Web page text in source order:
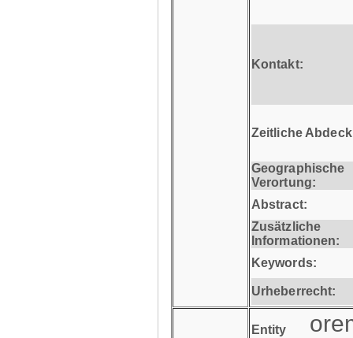
Kontakt:
Zeitliche
Geographische
Verortung:
Abstract:
Zusätzliche
Informationen:
Keywords:
Urheberrecht:
Entity